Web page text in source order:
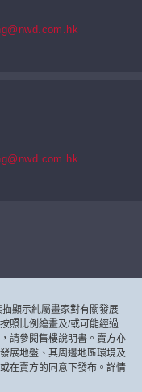
顯示純屬畫家對有關發展
照比例繪畫及/或可能經過
請參閱售樓說明書。賣方亦
展地盤、其周邊地區環境及
在賣方的同意下發布。詳情